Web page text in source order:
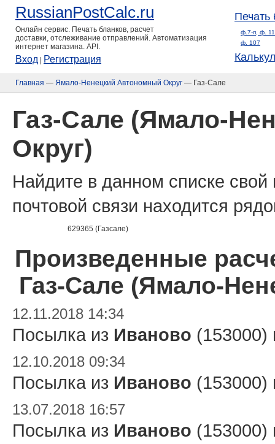
RussianPostCalc.ru
Онлайн сервис. Печать бланков, расчет
доставки, отслеживание отправлений. Автоматизация
интернет магазина. API.
Вход Регистрация
Печать
ф.7-п, ф.
ф. 107
Главная — Ямало-Ненецкий Автономный Округ — Газ-Сале
Газ-Сале (Ямало-
Округ)
Найдите в данном списке
почтовой связи находится
629365 (Газсале)
Произведенные
Газ-Сале (Ямало-
12.11.2018 14:34
Посылка из Иваново
12.10.2018 09:34
Посылка из Иваново
13.07.2018 16:57
Посылка из Иваново